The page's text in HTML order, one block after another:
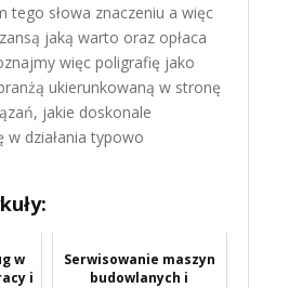
tego słowa znaczeniu a więc
jaką warto oraz opłaca
więc poligrafię jako
ukierunkowaną w stronę
jakie doskonale
działania typowo
w
i
Serwisowanie maszyn
budowlanych i